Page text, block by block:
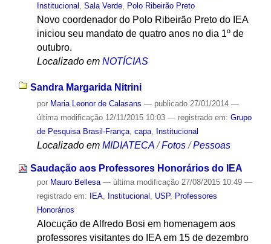
Institucional
Sala Verde, Polo Ribeirão Preto
Novo coordenador do Polo Ribeirão Preto do IEA
iniciou seu mandato de quatro anos no dia 1º de
outubro.
Localizado em NOTÍCIAS
Sandra Margarida Nitrini
por Maria Leonor de Calasans — publicado27/01/2014 —
última modificação12/11/2015 10:03 — registrado em: Grupo
de Pesquisa Brasil-França, capa, Institucional
Localizado em MIDIATECA /Fotos /Pessoas
Saudação aos Professores Honorários do IEA
por Mauro Bellesa — última modificação27/08/2015 10:49 —
registrado em:
IEA, Institucional , USP, Professores
Honorários
Alocução de Alfredo Bosi em homenagem aos
professores visitantes do IEA em 15 de dezembro